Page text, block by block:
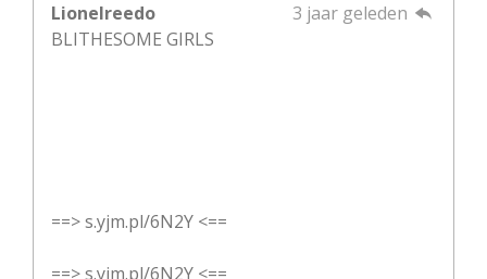
Lionelreedo
3 jaar geleden
BLITHESOME GIRLS
==> s.yjm.pl/6N2Y <==
==> s.yjm.pl/6N2Y <==